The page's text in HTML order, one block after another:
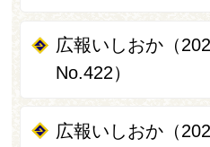
広報いしおか（
No.422）
広報いしおか（